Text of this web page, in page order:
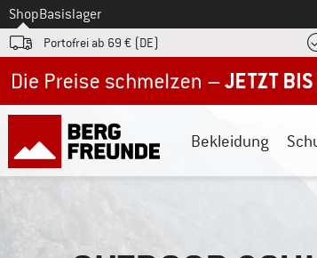
Zum
ShopBasislager
Portofrei ab 69 € (DE)
Bekleidung